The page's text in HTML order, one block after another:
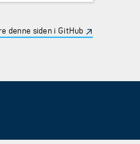
denne siden i GitHub